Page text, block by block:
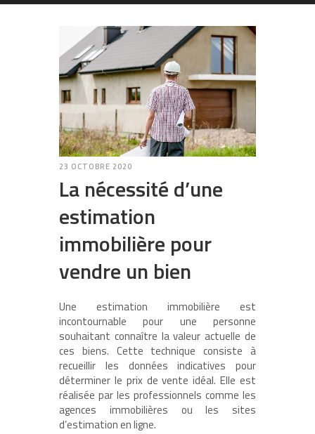
23 OCTOBRE 2020
La nécessité d’une
estimation
immobilière pour
vendre un bien
Une estimation immobilière est
incontournable pour une personne
souhaitant connaître la valeur actuelle de
ces biens. Cette technique consiste à
recueillir les données indicatives pour
déterminer le prix de vente idéal. Elle est
réalisée par les professionnels comme les
agences immobilières ou les sites
d’estimation en ligne.